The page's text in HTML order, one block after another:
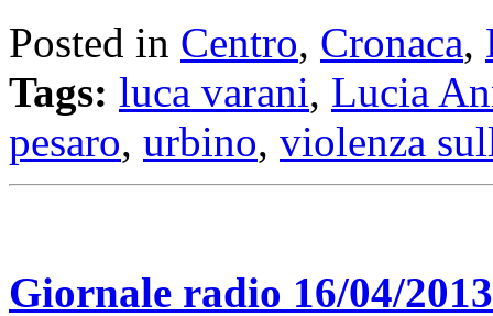
Posted in Centro, Cronaca,
Tags: luca varani, Lucia
pesaro, urbino, violenza
Giornale radio 16/04/